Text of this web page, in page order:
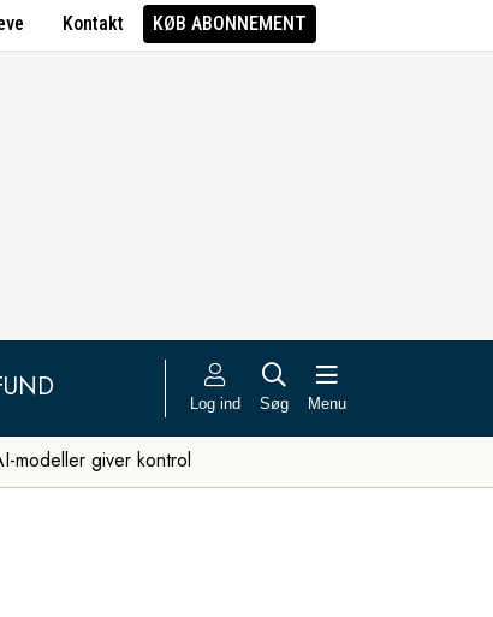
Kontakt KØB ABONNEMENT
Log ind Søg Menu
modeller giver kontrol